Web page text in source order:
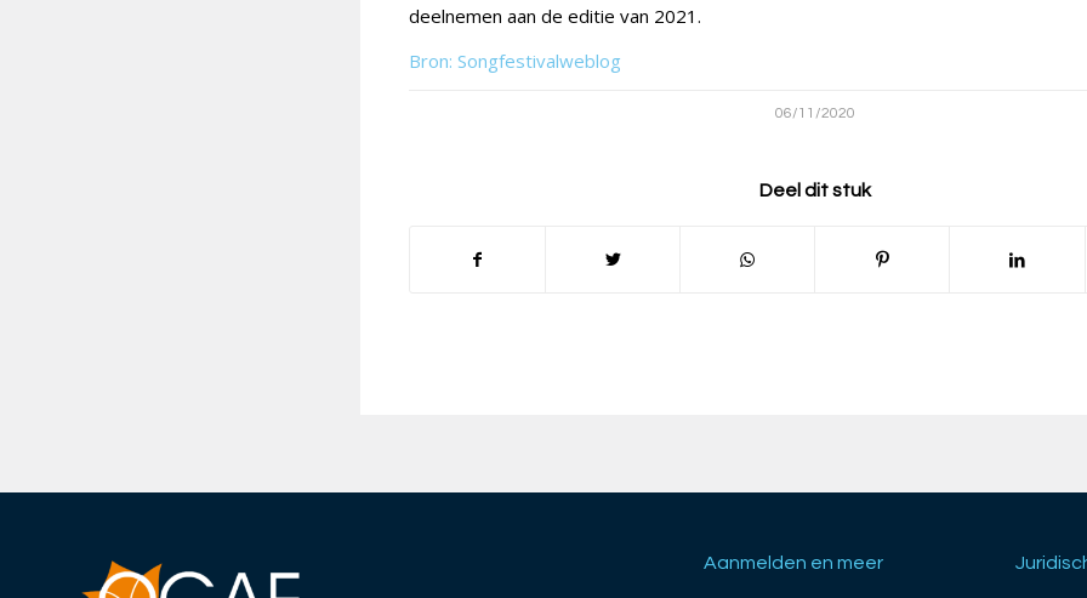
deelnemen aan de editie van 2021.
Bron: Songfestivalweblog
06/11/2020
Deel dit stuk
Aanmelden en meer